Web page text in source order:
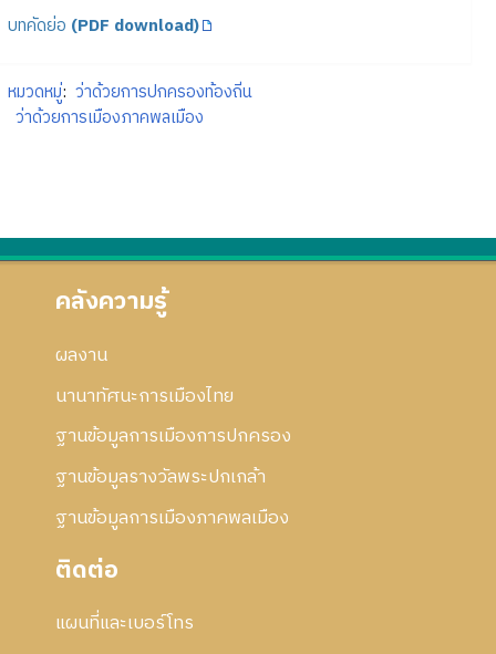
บทคัดย่อ (PDF download)
หมวดหมู่: ว่าด้วยการปกครองท้องถิ่น
ว่าด้วยการเมืองภาคพลเมือง
คลังความรู้
ผลงาน
นานาทัศนะการเมืองไทย
ฐานข้อมูลการเมืองการปกครอง
ฐานข้อมูลรางวัลพระปกเกล้า
ฐานข้อมูลการเมืองภาคพลเมือง
ติดต่อ
แผนที่และเบอร์โทร